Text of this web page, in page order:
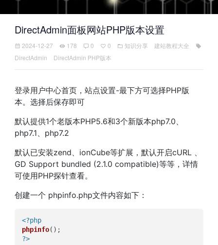
DirectAdmin面板网站PHP版本设置
2024-12-27 178 0 0 知识分享
建站教程大全
DirectAdmin
DirectAdmin PHP版本
登录用户中心首页，站点设置-最下方可选择PHP版
本。选择后保存即可
默认提供1个老版本PHP5.6和3个新版本php7.0、
php7.1、php7.2
默认已安装zend、ionCube等扩展，默认开启cURL 、
GD Support bundled (2.1.0 compatible)等等，详情
可使用PHP探针查看。
创建一个 phpinfo.php文件内容如下：
<?php
phpinfo
?>